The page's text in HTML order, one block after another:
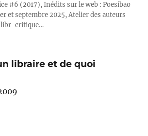
#6 (2017), Inédits sur le web : Poesibao
et septembre 2025, Atelier des auteurs
libr-critique…
libraire et de quoi